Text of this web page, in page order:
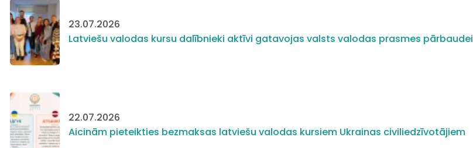
23.07.2026
Latviešu valodas kursu dalībnieki aktīvi gatavojas valsts valodas prasmes pārbaudei
22.07.2026
Aicinām pieteikties bezmaksas latviešu valodas kursiem Ukrainas civiliedzīvotājiem